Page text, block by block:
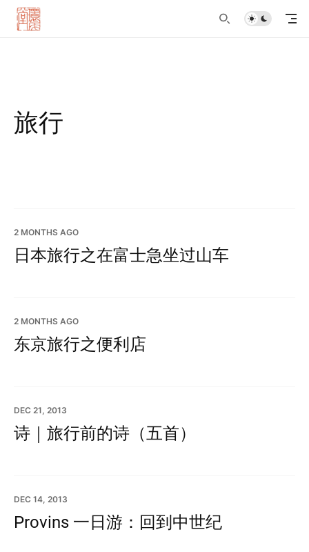
旅行
2 MONTHS AGO
日本旅行之在富士急坐过山车
2 MONTHS AGO
东京旅行之便利店
DEC 21, 2013
诗｜旅行前的诗（五首）
DEC 14, 2013
Provins 一日游：回到中世纪